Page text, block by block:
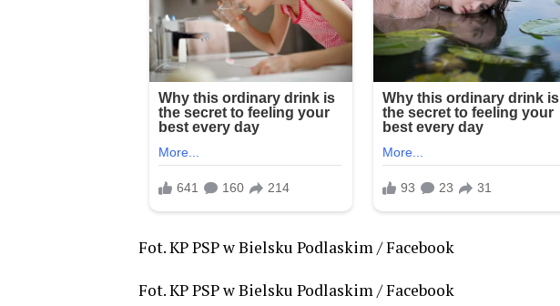
Fot. KP PSP w Bielsku Podlaskim / Facebook
Fot. KP PSP w Bielsku Podlaskim / Facebook